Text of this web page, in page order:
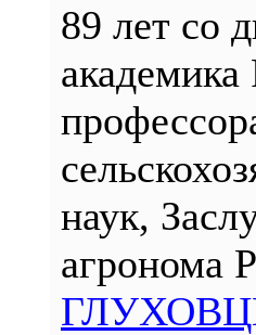
89 лет со
наук,
агронома